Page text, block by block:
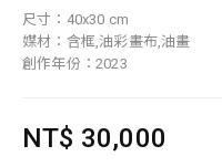
尺寸：40x30 cm
媒材：含框,油彩畫布,油畫
創作年份：2023
NT$ 30,000